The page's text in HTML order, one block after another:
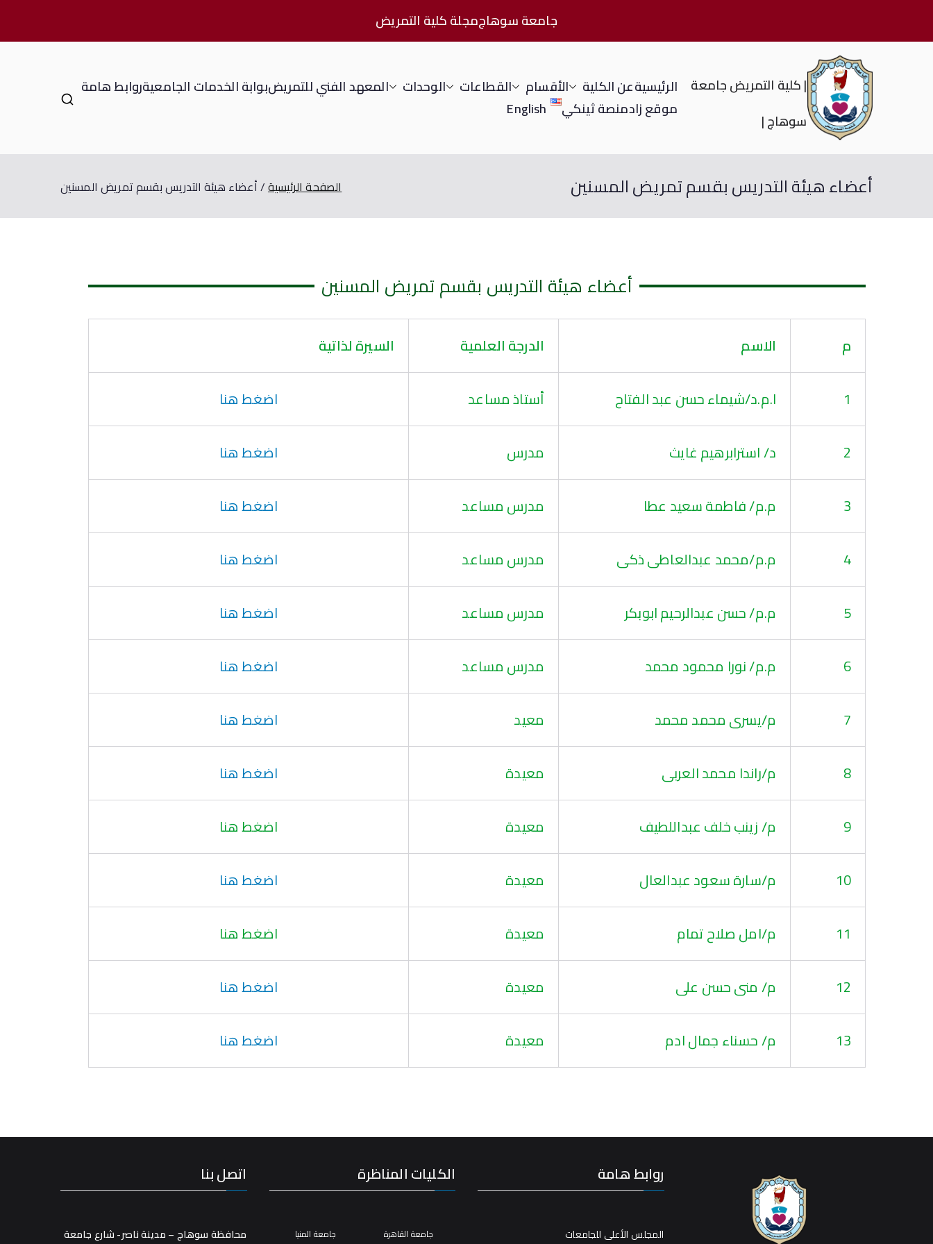
جامعة سوهاجمجلة كلية التمريض
| كلية التمريض جامعة
سوهاج |
الرئيسيةعن الكلية الأقسام القطاعات الوحدات المعهد الفني للتمريضبوابة الخدمات الجامعيةروابط هامة
موقع زادمنصة ثينكي English
أعضاء هيئة التدريس بقسم تمريض المسنين الصفحة الرئيسية أعضاء هيئة التدريس بقسم تمريض المسنين
أعضاء هيئة التدريس بقسم تمريض المسنين
م الاسم الدرجة العلمية السيرة لذاتية
1 ا.م.د/شيماء حسن عبد الفتاح أستاذ مساعد اضغط هنا
2 د/ استرابرهيم غايث مدرس اضغط هنا
3 م.م/ فاطمة سعيد عطا مدرس مساعد اضغط هنا
4 م.م/محمد عبدالعاطى ذكى مدرس مساعد اضغط هنا
5 م.م/ حسن عبدالرحيم ابوبكر مدرس مساعد اضغط هنا
6 م.م/ نورا محمود محمد مدرس مساعد اضغط هنا
7 م/يسرى محمد محمد معيد اضغط هنا
8 م/راندا محمد العربى معيدة اضغط هنا
9 م/ زينب خلف عبداللطيف معيدة اضغط هنا
10 م/سارة سعود عبدالعال معيدة اضغط هنا
11 م/امل صلاح تمام معيدة اضغط هنا
12 م/ منى حسن على معيدة اضغط هنا
13 م/ حسناء جمال ادم معيدة اضغط هنا
روابط هامة
المجلس الأعلى للجامعات
الكليات المناظرة
جامعة القاهرة
جامعة المنيا
اتصل بنا
محافظة سوهاج – مدينة ناصر- شارع جامعة